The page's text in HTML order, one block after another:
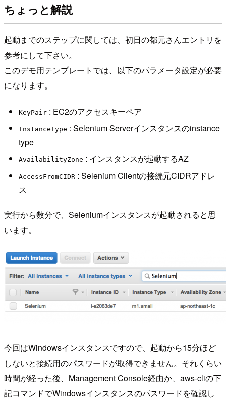
ちょっと解説
起動までのステップに関しては、初日の都元さんエントリを
参考にして下さい。
このデモ用テンプレートでは、以下のパラメータ設定が必要
になります。
KeyPair: EC2のアクセスキーペア
InstanceType : Selenium Serverインスタンスのinstance
type
AvailabilityZone : インスタンスが起動するAZ
AccessFromCIDR: Selenium Clientの接続元CIDRアドレ
ス
実行から数分で、Seleniumインスタンスが起動されると思
います。
今回はWindowsインスタンスですので、起動から15分ほど
しないと接続用のパスワードが取得できません。それくらい
時間が経った後、Management Console経由か、aws-cliの下
記コマンドでWindowsインスタンスのパスワードを確認し